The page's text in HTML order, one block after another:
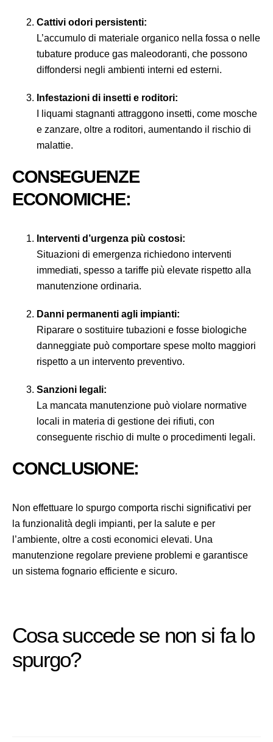
Cattivi odori persistenti:
L’accumulo di materiale organico nella fossa o nelle
tubature produce gas maleodoranti, che possono
diffondersi negli ambienti interni ed esterni.
Infestazioni di insetti e roditori:
I liquami stagnanti attraggono insetti, come mosche
e zanzare, oltre a roditori, aumentando il rischio di
malattie.
CONSEGUENZE
ECONOMICHE:
Interventi d’urgenza più costosi:
Situazioni di emergenza richiedono interventi
immediati, spesso a tariffe più elevate rispetto alla
manutenzione ordinaria.
Danni permanenti agli impianti:
Riparare o sostituire tubazioni e fosse biologiche
danneggiate può comportare spese molto maggiori
rispetto a un intervento preventivo.
Sanzioni legali:
La mancata manutenzione può violare normative
locali in materia di gestione dei rifiuti, con
conseguente rischio di multe o procedimenti legali.
CONCLUSIONE:
Non effettuare lo spurgo comporta rischi significativi per
la funzionalità degli impianti, per la salute e per
l’ambiente, oltre a costi economici elevati. Una
manutenzione regolare previene problemi e garantisce
un sistema fognario efficiente e sicuro.
Cosa succede se non si fa lo
spurgo?